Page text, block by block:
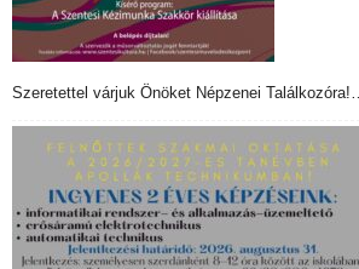
Szeretettel várjuk Önöket Népzenei Találkozóra!…